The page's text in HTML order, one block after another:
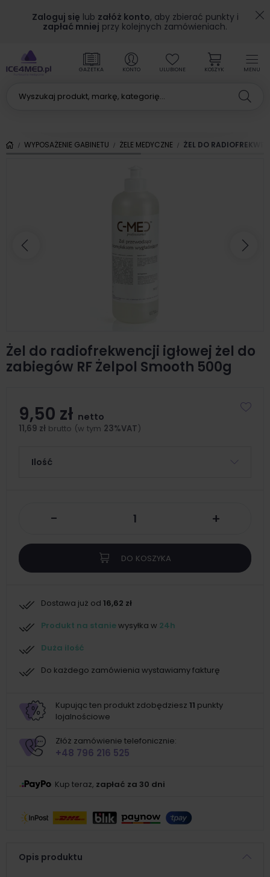
Zaloguj się lub załóż konto, aby zbierać punkty i
zapłać mniej przy kolejnych zamówieniach.
MENU
GAZETKA KONTO ULUBIONE KOSZYK
WYPOSAŻENIE GABINETU ŻELE MEDYCZNE ŻEL DO
Poprzedni
Żel do radiofrekwencji igłowej żel do
zabiegów RF Żelpol Smooth 500g
9,50 zł netto
11,69 zł brutto (w tym 23%VAT)
Ilość
- +
DO KOSZYKA
Dostawa już od 16,62 zł
Produkt na staniewysyłka w 24h
Duża ilość
Do każdego zamówienia wystawiamy fakturę
Kupując ten produkt zdobędziesz 11 punkty
lojalnościowe
Złóż zamówienie telefonicznie:
+48 796 216 525
Kup teraz, zapłać za 30 dni
Opis produktu